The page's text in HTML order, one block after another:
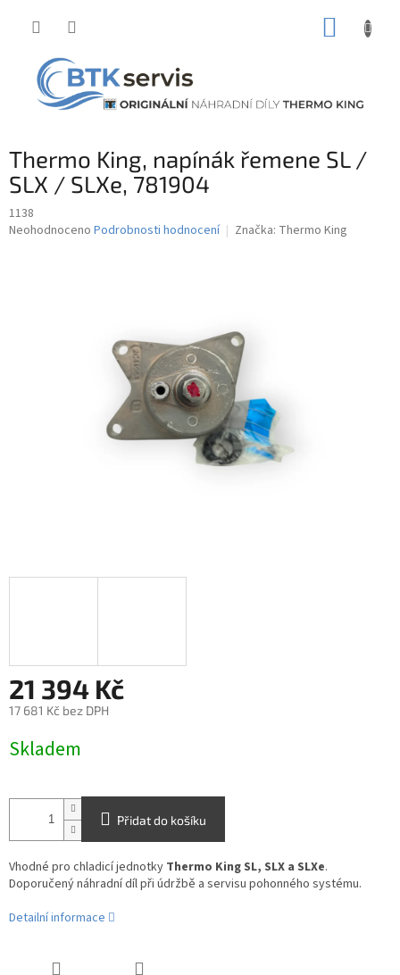
Thermo King, napínák řemene SL /
SLX / SLXe, 781904
1138
Průměrné
Neohodnoceno Podrobnosti hodnocení Značka: Thermo King
21 394 Kč
17 681 Kč bez DPH
cena:
Skladem
Přidat do košíku
Vhodné pro chladicí jednotky Thermo King SL, SLX a SLXe.
Doporučený náhradní díl při údržbě a servisu pohonného systému.
Detailní informace